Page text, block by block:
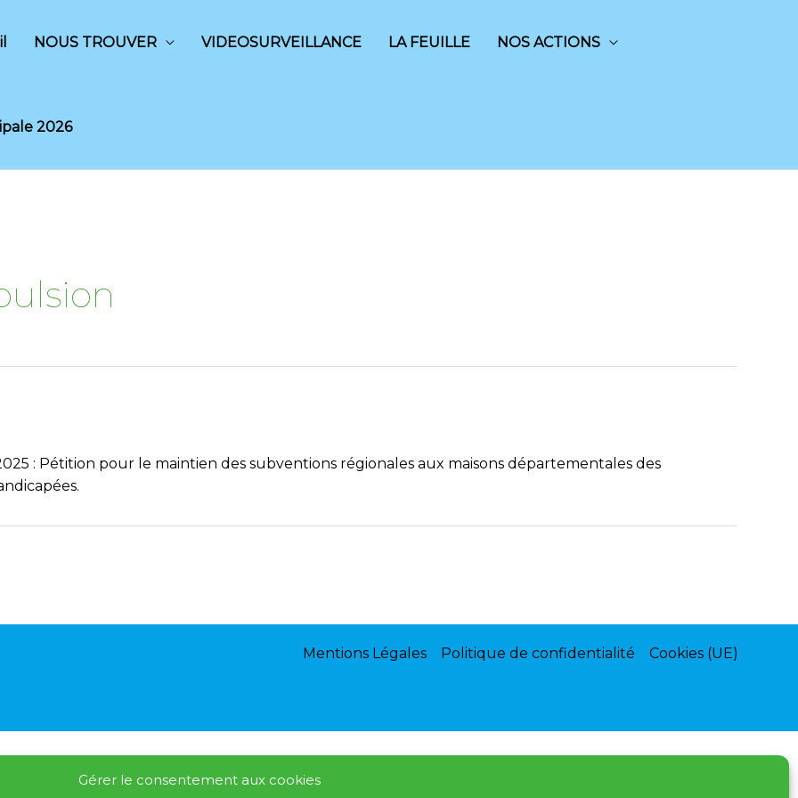
Gérer le consentement aux cookies
NOUS TROUVER VIDEOSURVEILLANCE LA FEUILLE NOS ACTIONS
2026
: Pétition pour le maintien des subventions régionales aux maisons départementales des
Mentions Légales Politique de confidentialité Cookies (UE)